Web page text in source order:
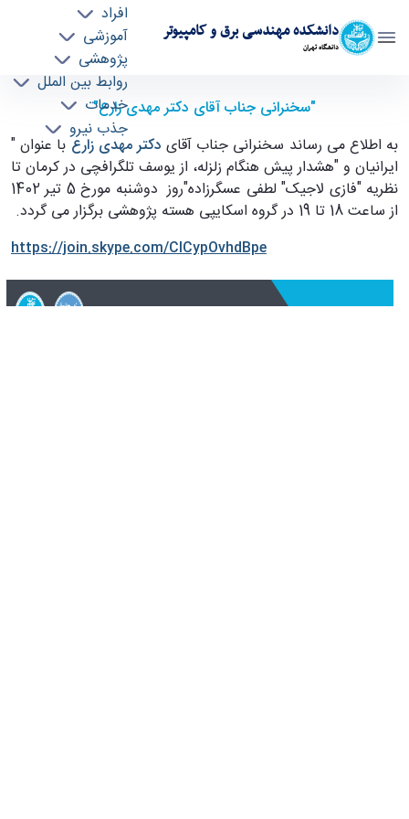
دانشکده مهندسی برق و کامپیوتر
دانشگاه تهران
افراد
آموزشی
پژوهشی
روابط بین الملل
خدمات
جذب نیرو
سخنرانی جناب آقای دکتر مهدی زارع: ایرانیان و
"هشدار پیش هنگام زلزله" - ece- دانشکده
مهندسی برق و کامپیوتر
"سخنرانی جناب آقای دکتر مهدی زارع"
به اطلاع می رساند سخنرانی جناب آقای دکتر مهدی زارع با عنوان "
ایرانیان و "هشدار پیش هنگام زلزله، از یوسف تلگرافچی در کرمان تا
نظریه "فازی لاجیک" لطفی عسگرزاده"
روز دوشنبه مورخ 5 تیر 1402
از ساعت 18 تا 19 در گروه اسکایپی هسته پژوهشی برگزار می گردد.
https://join.skype.com/CICypOvhdBpe